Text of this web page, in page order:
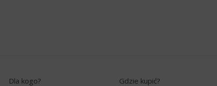
Dla kogo? Gdzie kupić?